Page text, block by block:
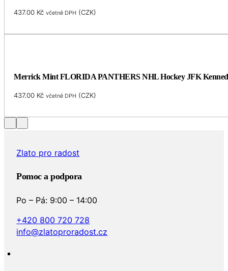
437.00 Kč včetně DPH (CZK)
Merrick Mint FLORIDA PANTHERS NHL Hockey JFK
437.00 Kč včetně DPH (CZK)
Zlato pro radost
Pomoc a podpora
Po – Pá: 9:00 – 14:00
+420 800 720 728
info@zlatoproradost.cz